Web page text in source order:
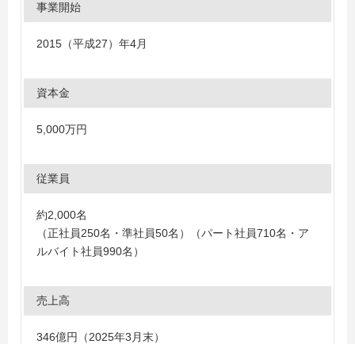
事業開始
2015（平成27）年4月
資本金
5,000万円
従業員
約2,000名
（正社員250名・準社員50名）（パート社員710名・ア
ルバイト社員990名）
売上高
346億円（2025年3月末）